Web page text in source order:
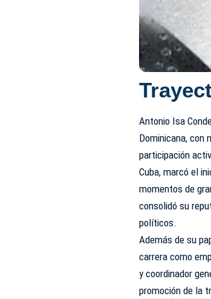
Antonio Isa
Dominicana, con
participación
Cuba, marcó el
momentos de
consolidó su
políticos.
Además de su
carrera como
y coordinador
promoción de la